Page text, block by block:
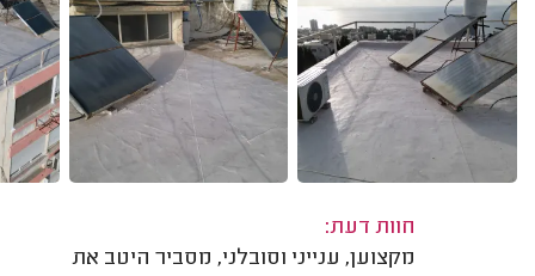
חוות דעת:
מקצוען, ענייני וסובלני, מסביר היטב את